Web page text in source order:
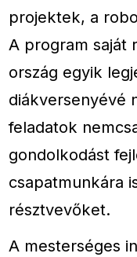
projektek, a
A program saját
ország egyik
diákversenyévé
feladatok
gondolkodást
csapatmunkára
résztvevőket.
A mesterséges